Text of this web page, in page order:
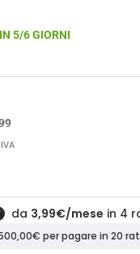
5/6 GIORNI
Prezzo
scontato